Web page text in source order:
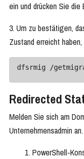
ein und drücken Sie
3. Um zu bestätigen,
Zustand erreicht
dfsrmig /
Redirected
Melden Sie sich am
Unternehmensadmin an.
PowerShell-